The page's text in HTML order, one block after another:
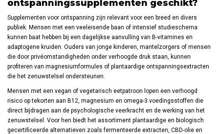
ontspanningssupplementen geschikt?
Supplementen voor ontspanning zijn relevant voor een breed en divers
publiek. Mensen met een veeleisende baan of intensief studieschema
kunnen baat hebben bij een dagelijkse aanvulling van B-vitamines en
adaptogene kruiden. Ouders van jonge kinderen, mantelzorgers of mensen
die door privéomstandigheden onder verhoogde druk staan, kunnen
profiteren van magnesiumformules of plantaardige ontspanningsextracten
die het zenuwstelsel ondersteunen.
Mensen met een vegan of vegetarisch eetpatroon lopen een verhoogd
risico op tekorten aan B12, magnesium en omega-3 voedingsstoffen die
direct bijdragen aan de psychologische veerkracht en de werking van het
zenuwstelsel. Voor hen biedt het assortiment plantaardige en biologisch
gecertificeerde alternatieven zoals fermenteerde extracten, CBD-olie en